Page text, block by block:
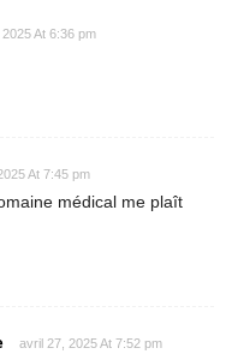
At 6:36 pm
At 7:45 pm
médical me plaît
avril 27, 2025 At 7:52 pm